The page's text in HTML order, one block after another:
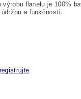
flanelu je 100%
a funkčností.
registrujte.